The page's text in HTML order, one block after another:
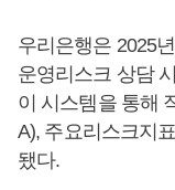
우리은행은 2025
운영리스크 상담
이 시스템을 통해
A), 주요리스크지
됐다.